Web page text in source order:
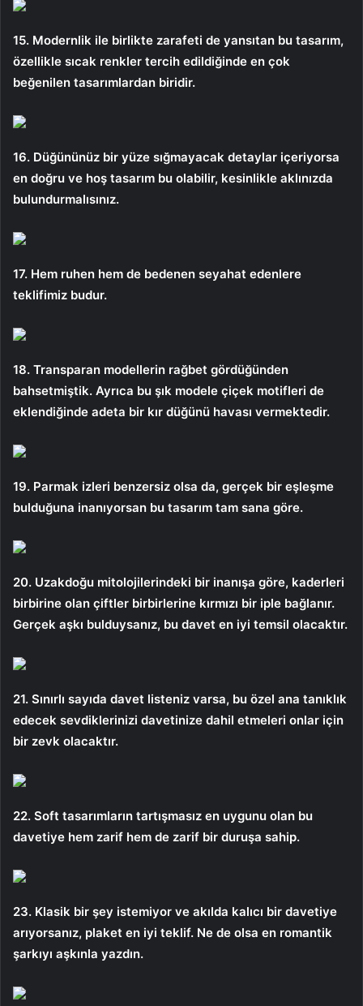
15. Modernlik ile birlikte zarafeti de yansıtan bu tasarım,
özellikle sıcak renkler tercih edildiğinde en çok
beğenilen tasarımlardan biridir.
16. Düğününüz bir yüze sığmayacak detaylar içeriyorsa
en doğru ve hoş tasarım bu olabilir, kesinlikle aklınızda
bulundurmalısınız.
17. Hem ruhen hem de bedenen seyahat edenlere
teklifimiz budur.
18. Transparan modellerin rağbet gördüğünden
bahsetmiştik. Ayrıca bu şık modele çiçek motifleri de
eklendiğinde adeta bir kır düğünü havası vermektedir.
19. Parmak izleri benzersiz olsa da, gerçek bir eşleşme
bulduğuna inanıyorsan bu tasarım tam sana göre.
20. Uzakdoğu mitolojilerindeki bir inanışa göre, kaderleri
birbirine olan çiftler birbirlerine kırmızı bir iple bağlanır.
Gerçek aşkı bulduysanız, bu davet en iyi temsil olacaktır.
21. Sınırlı sayıda davet listeniz varsa, bu özel ana tanıklık
edecek sevdiklerinizi davetinize dahil etmeleri onlar için
bir zevk olacaktır.
22. Soft tasarımların tartışmasız en uygunu olan bu
davetiye hem zarif hem de zarif bir duruşa sahip.
23. Klasik bir şey istemiyor ve akılda kalıcı bir davetiye
arıyorsanız, plaket en iyi teklif. Ne de olsa en romantik
şarkıyı aşkınla yazdın.